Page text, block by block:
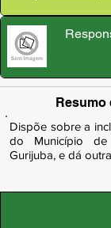
Resumo
Dispõe sobre a
do Município
Gurijuba, e dá